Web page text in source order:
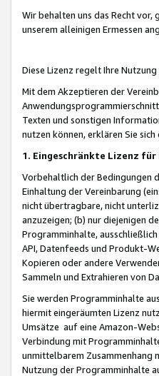
Wir behalten uns das Recht
unserem alleinigen Ermessen
Diese Lizenz regelt Ihre
Mit dem Akzeptieren der
Texten und sonstigen
nutzen können, erklären Sie
1. Eingeschränkte Lizenz
Vorbehaltlich der Bedingungen
Einhaltung der Vereinbarung
nicht übertragbare, nicht
anzuzeigen; (b) nur diejenigen
Programminhalte,
API, Datenfeeds und Produkt-
Kopieren oder andere
Sammeln und Extrahieren von
Sie werden Programminhalte
hiermit eingeräumten Lizenz
Umsätze auf eine Amazon-
Verbindung mit
unmittelbarem Zusammenhang
Nutzung der Programminhalte